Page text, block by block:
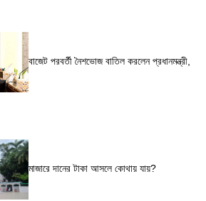
বাজেট পরবর্তী নৈশভোজ বাতিল করলেন প্রধানমন্ত্রী,
মাজারে দানের টাকা আসলে কোথায় যায়?